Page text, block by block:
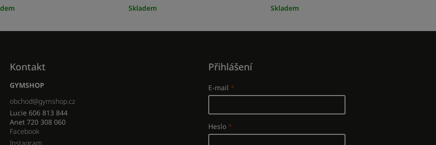
Skladem Skladem
Kontakt
GYMSHOP
obchod@gymshop.cz
Lucie 606 813 844
Anet 720 308 060
Facebook
Instagram
Přihlášení
E-mail
Heslo